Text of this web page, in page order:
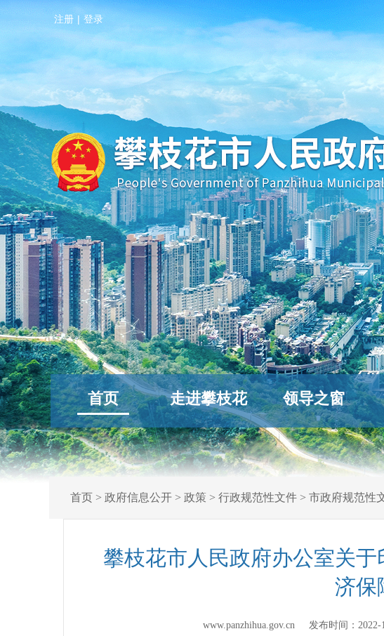
注册 | 登录
首页 走进攀枝花 领导之窗
首页> 政府信息公开> 政策> 行政规范性文件> 市政府规范性
攀枝花市人民政府办公室关
济保
www.panzhihua.gov.cn 发布时间： 2022-